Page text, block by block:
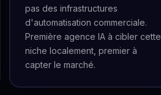
pas des infrastructures
d'automatisation commerciale.
Première agence IA à cibler cette
niche localement, premier à
capter le marché.